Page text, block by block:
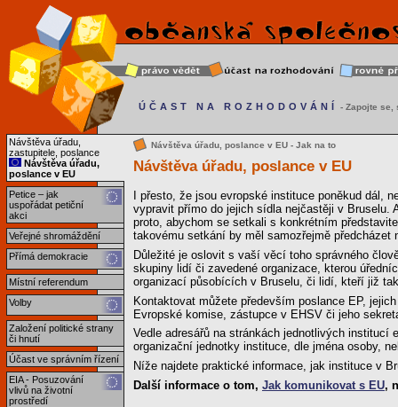
Návštěva úřadu,
zastupitele, poslance
Návštěva úřadu,
poslance v EU
Petice – jak
uspořádat petiční
akci
Veřejné shromáždění
Přímá demokracie
Místní referendum
Volby
Založení politické strany
či hnutí
Účast ve správním řízení
EIA - Posuzování
vlivů na životní
prostředí
ÚČAST NA ROZHODOVÁNÍ - Zapojte se,
Návštěva úřadu, poslance v EU - Jak na to
Návštěva úřadu, poslance v EU
I přesto, že jsou evropské instituce poněkud dál,
vypravit přímo do jejich sídla nejčastěji v Bruselu.
proto, abychom se setkali s konkrétním
takovému setkání by měl samozřejmě
Důležité je oslovit s vaší věcí toho správného
skupiny lidí či zavedené organizace, kterou
organizací působících v Bruselu, či lidí, kteří již
Kontaktovat můžete především poslance EP,
Evropské komise, zástupce v EHSV či jeho
Vedle adresářů na stránkách jednotlivých
organizační jednotky instituce, dle jména osoby,
Níže najdete praktické informace, jak instituce v
Další informace o tom, Jak komunikovat s EU,